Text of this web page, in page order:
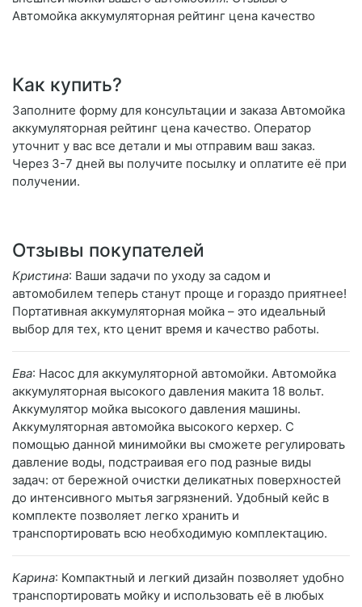
Автомойка аккумуляторная рейтинг цена качество
Как купить?
Заполните форму для консультации и заказа Автомойка
аккумуляторная рейтинг цена качество. Оператор
уточнит у вас все детали и мы отправим ваш заказ.
Через 3-7 дней вы получите посылку и оплатите её при
получении.
Отзывы покупателей
Кристина: Ваши задачи по уходу за садом и
автомобилем теперь станут проще и гораздо приятнее!
Портативная аккумуляторная мойка – это идеальный
выбор для тех, кто ценит время и качество работы.
Ева: Насос для аккумуляторной автомойки. Автомойка
аккумуляторная высокого давления макита 18 вольт.
Аккумулятор мойка высокого давления машины.
Аккумуляторная автомойка высокого керхер. С
помощью данной минимойки вы сможете регулировать
давление воды, подстраивая его под разные виды
задач: от бережной очистки деликатных поверхностей
до интенсивного мытья загрязнений. Удобный кейс в
комплекте позволяет легко хранить и
транспортировать всю необходимую комплектацию.
Карина: Компактный и легкий дизайн позволяет удобно
транспортировать мойку и использовать её в любых